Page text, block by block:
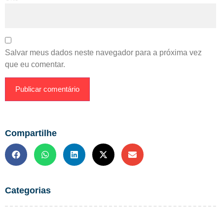
Compartilhe
Categorias
Salvar meus dados neste navegador para a próxima vez
que eu comentar.